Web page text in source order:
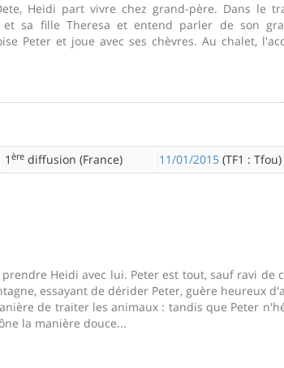
Heidi part vivre chez grand-père. Dans le
et sa fille Theresa et entend parler de son
Peter et joue avec ses chèvres. Au chalet,
1 èrediffusion (France) 11/01/2015(TF1 : Tfou)
Heidi avec lui. Peter est tout, sauf ravi de
essayant de dérider Peter, guère heureux
de traiter les animaux : tandis que Peter
la manière douce...